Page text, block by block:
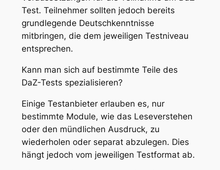
Test. Teilnehmer sollten jedoch bereits
grundlegende Deutschkenntnisse
mitbringen, die dem jeweiligen Testniveau
entsprechen.
Kann man sich auf bestimmte Teile des
DaZ-Tests spezialisieren?
Einige Testanbieter erlauben es, nur
bestimmte Module, wie das Leseverstehen
oder den mündlichen Ausdruck, zu
wiederholen oder separat abzulegen. Dies
hängt jedoch vom jeweiligen Testformat ab.